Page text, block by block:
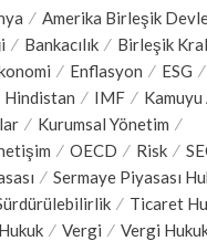
Amerika Birleşik
Bankacılık Birleşik
Enflasyon ESG
Hindistan IMF
Kamuyu
Kurumsal Yönetim
OECD Risk
Sermaye Piyasası
Ticaret
Vergi
Vergi